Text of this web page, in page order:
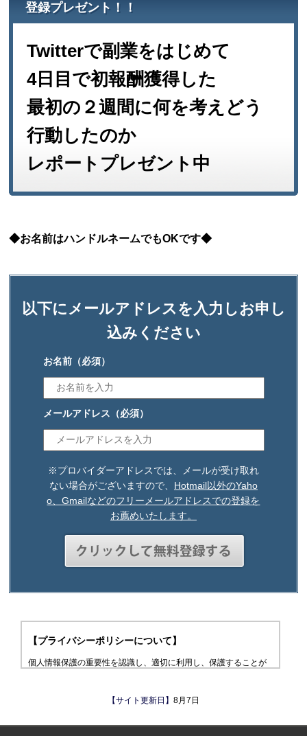
登録プレゼント！！
Twitterで副業をはじめて
4日目で初報酬獲得した
最初の２週間に何を考えどう
行動したのか
レポートプレゼント中
◆お名前はハンドルネームでもOKです◆
以下にメールアドレスを入力しお申し
込みください
お名前 （必須）
メールアドレス （必須）
※プロバイダーアドレスでは、メールが受け取れ
ない場合がございますので、 Hotmail以外のYaho
o、Gmailなどのフリーメールアドレスでの登録を
お薦めいたします。
【プライバシーポリシーについて】
個人情報保護の重要性を認識し、適切に利用し、保護することが
個人情報とは、個人に関する情報であり、氏名、生年月日、性
【サイト更新日】 8月7日